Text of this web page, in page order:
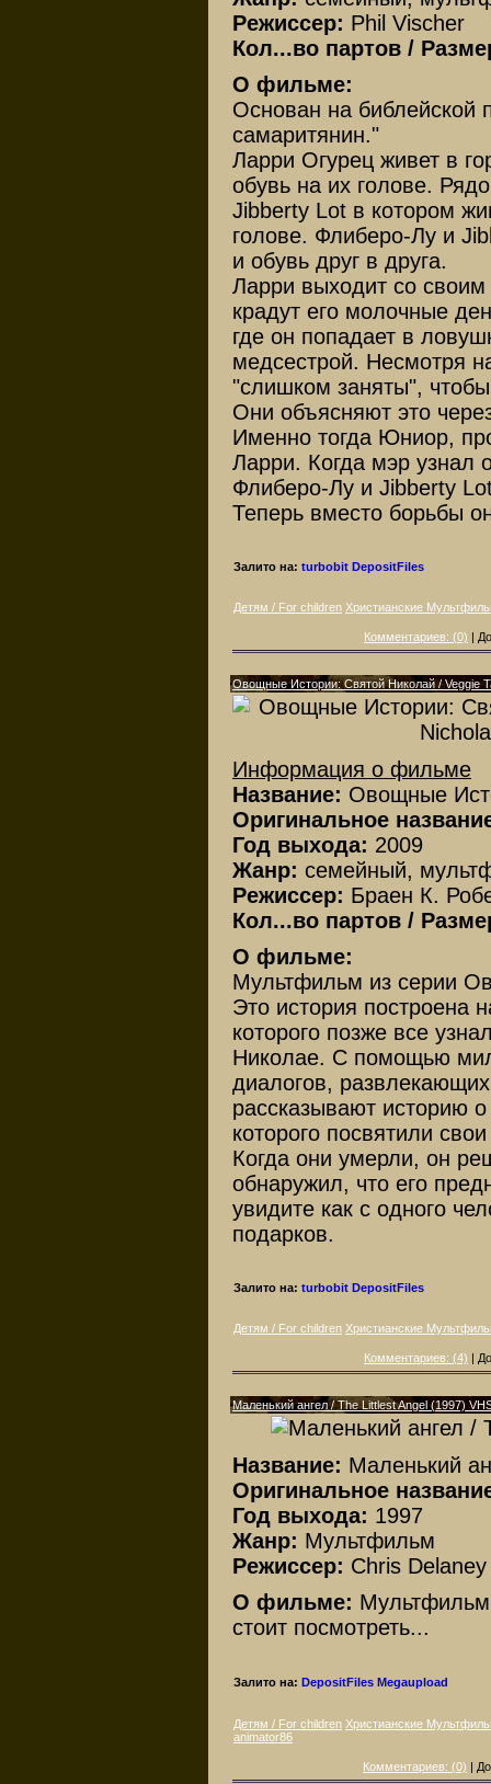
Режиссер: Phil Vischer
Кол...во партов /
О фильме:
Основан на библейской
самаритянин."
Ларри Огурец живет в
обувь на их голове.
Jibberty Lot в котором
голове. Флиберо-Лу и
и обувь друг в друга.
Ларри выходит со
крадут его молочные
где он попадает в
медсестрой. Несмотря
"слишком заняты",
Они объясняют это
Именно тогда Юниор,
Ларри. Когда мэр узнал
Флиберо-Лу и Jibberty
Теперь вместо борьбы
Залито на: turbobit DepositFiles
Детям / For children Христианские
Комментариев: (0) |
Овощные Истории: Святой Николай / Veggie
Информация о фильме
Название: Овощные
Оригинальное
Год выхода: 2009
Жанр: семейный,
Режиссер: Браен К.
Кол...во партов /
О фильме:
Мультфильм из серии
Это история построена
которого позже все
Николае. С помощью
диалогов,
рассказывают историю
которого посвятили
Когда они умерли, он
обнаружил, что его
увидите как с одного
подарков.
Залито на: turbobit DepositFiles
Детям / For children Христианские
Комментариев: (4) |
Маленький ангел / The Littlest Angel (1997)
Название: Маленький
Оригинальное
Год выхода: 1997
Жанр: Мультфильм
Режиссер: Chris Delaney
О фильме:
стоит посмотреть...
Залито на: DepositFiles Megaupload
Детям / For children Христианские
animator86
Комментариев: (0) |